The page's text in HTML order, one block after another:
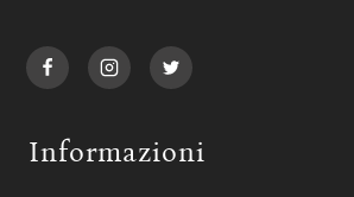
Informazioni